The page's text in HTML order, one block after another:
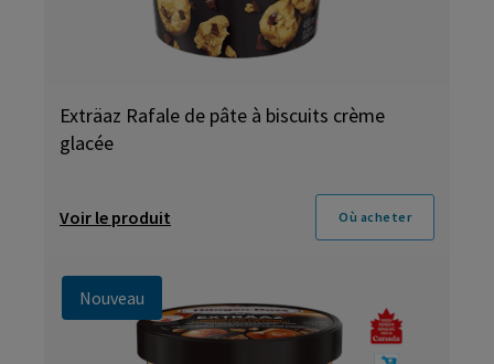
Exträaz Rafale de pâte à biscuits crème
glacée
Voir le produit Où acheter
Nouveau